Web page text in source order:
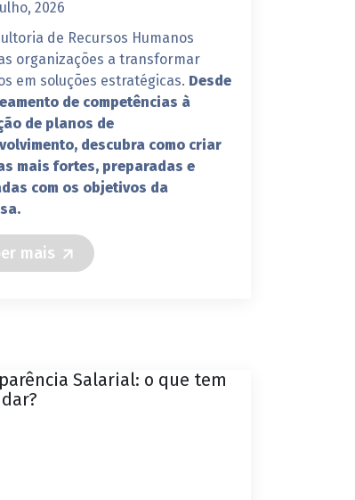
2026
de Recursos Humanos
organizações a transformar
em soluções estratégicas. Desde
de competências à
de planos de
descubra como criar
mais fortes, preparadas e
com os objetivos da
mais